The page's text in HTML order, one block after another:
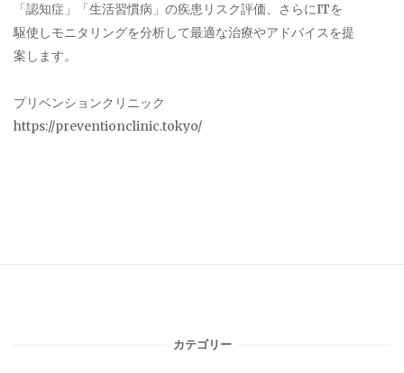
「認知症」「生活習慣病」の疾患リスク評価、さらにITを
駆使しモニタリングを分析して最適な治療やアドバイスを提
案します。
プリベンションクリニック
https://preventionclinic.tokyo/
カテゴリー